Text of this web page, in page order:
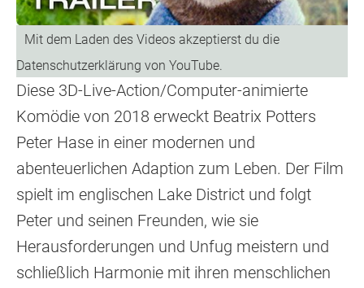
Diese 3D-Live-Action/Computer-animierte
Komödie von 2018 erweckt Beatrix Potters
Peter Hase in einer modernen und
abenteuerlichen Adaption zum Leben. Der Film
spielt im englischen Lake District und folgt
Peter und seinen Freunden, wie sie
Herausforderungen und Unfug meistern und
schließlich Harmonie mit ihren menschlichen